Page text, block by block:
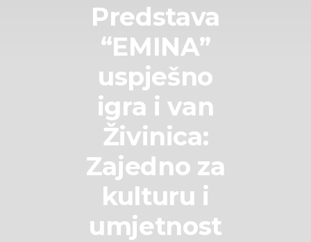
Predstava
“EMINA”
uspješno
igra i van
Živinica:
Zajedno za
kulturu i
umjetnost
Obavještenja
Kontakt